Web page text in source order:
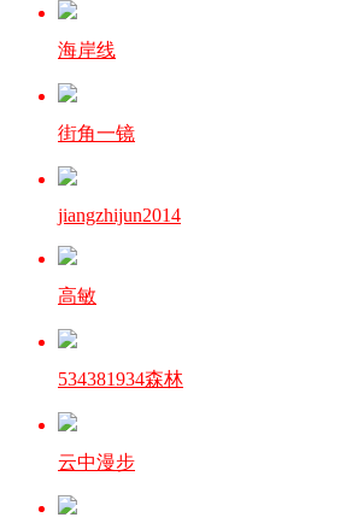
海岸线
街角一镜
jiangzhijun2014
高敏
534381934森林
云中漫步